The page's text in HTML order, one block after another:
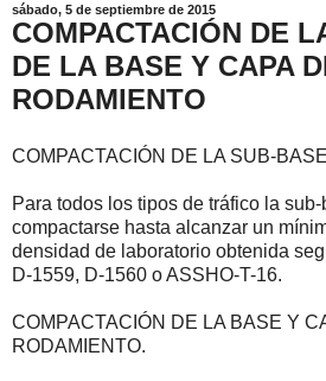
sábado, 5 de septiembre de 2015
COMPACTACIÓN DE
DE LA BASE Y CAPA
RODAMIENTO
COMPACTACIÓN DE LA SUB-
Para todos los tipos de tráfico la
compactarse hasta alcanzar un
densidad de laboratorio obtenida
D-1559, D-1560 o ASSHO-T-16.
COMPACTACIÓN DE LA BASE Y
RODAMIENTO.